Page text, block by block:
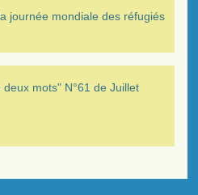
journée mondiale des réfugiés
mots" N°61 de Juillet